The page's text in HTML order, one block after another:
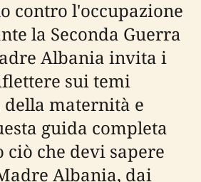
contro l'occupazione
la Seconda Guerra
Albania invita i
sui temi
maternità e
guida completa
che devi sapere
Albania, dai